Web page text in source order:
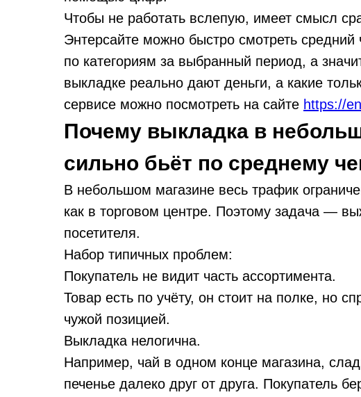
Чтобы не работать вслепую, имеет смысл
Энтерсайте можно быстро смотреть средний
по категориям за выбранный период, а
выкладке реально дают деньги, а какие
сервисе можно посмотреть на сайте https://
Почему выкладка в
сильно бьёт по среднему
В небольшом магазине весь трафик
как в торговом центре. Поэтому задача —
посетителя.
Набор типичных проблем:
Покупатель не видит часть ассортимента.
Товар есть по учёту, он стоит на полке, но
чужой позицией.
Выкладка нелогична.
Например, чай в одном конце магазина,
печенье далеко друг от друга. Покупатель